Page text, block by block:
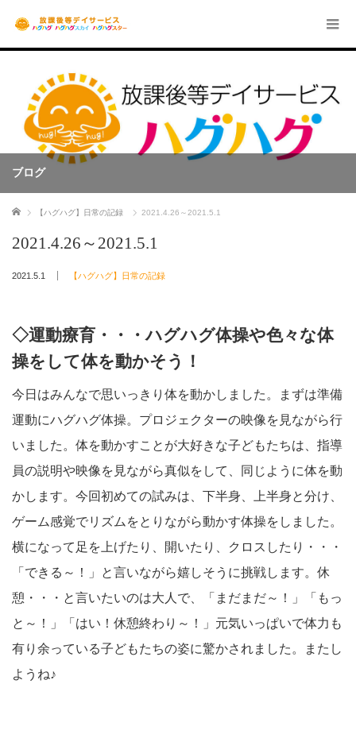
ブログ
ホーム 【ハグハグ】日常の記録 2021.4.26～2021.5.1
2021.4.26～2021.5.1
2021.5.1 【ハグハグ】日常の記録
◇運動療育・・・ハグハグ体操や色々な体
操をして体を動かそう！
今日はみんなで思いっきり体を動かしました。まずは準備
運動にハグハグ体操。プロジェクターの映像を見ながら行
いました。体を動かすことが大好きな子どもたちは、指導
員の説明や映像を見ながら真似をして、同じように体を動
かします。今回初めての試みは、下半身、上半身と分け、
ゲーム感覚でリズムをとりながら動かす体操をしました。
横になって足を上げたり、開いたり、クロスしたり・・・
「できる～！」と言いながら嬉しそうに挑戦します。休
憩・・・と言いたいのは大人で、「まだまだ～！」「もっ
と～！」「はい！休憩終わり～！」元気いっぱいで体力も
有り余っている子どもたちの姿に驚かされました。またし
ようね♪